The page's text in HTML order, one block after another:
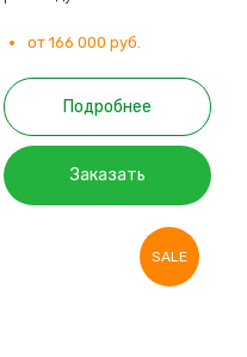
от 166 000 руб.
Подробнее
Заказать
SALE